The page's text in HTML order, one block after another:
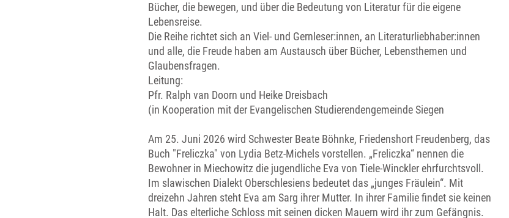
Bücher, die bewegen, und über die Bedeutung von Literatur für die eigene
Lebensreise.
Die Reihe richtet sich an Viel- und Gernleser:innen, an Literaturliebhaber:innen
und alle, die Freude haben am Austausch über Bücher, Lebensthemen und
Glaubensfragen.
Leitung:
Pfr. Ralph van Doorn und Heike Dreisbach
(in Kooperation mit der Evangelischen Studierendengemeinde Siegen
Am 25. Juni 2026 wird Schwester Beate Böhnke, Friedenshort Freudenberg, das
Buch "Freliczka" von Lydia Betz-Michels vorstellen. „Freliczka“ nennen die
Bewohner in Miechowitz die jugendliche Eva von Tiele-Winckler ehrfurchtsvoll.
Im slawischen Dialekt Oberschlesiens bedeutet das „junges Fräulein“. Mit
dreizehn Jahren steht Eva am Sarg ihrer Mutter. In ihrer Familie findet sie keinen
Halt. Das elterliche Schloss mit seinen dicken Mauern wird ihr zum Gefängnis.